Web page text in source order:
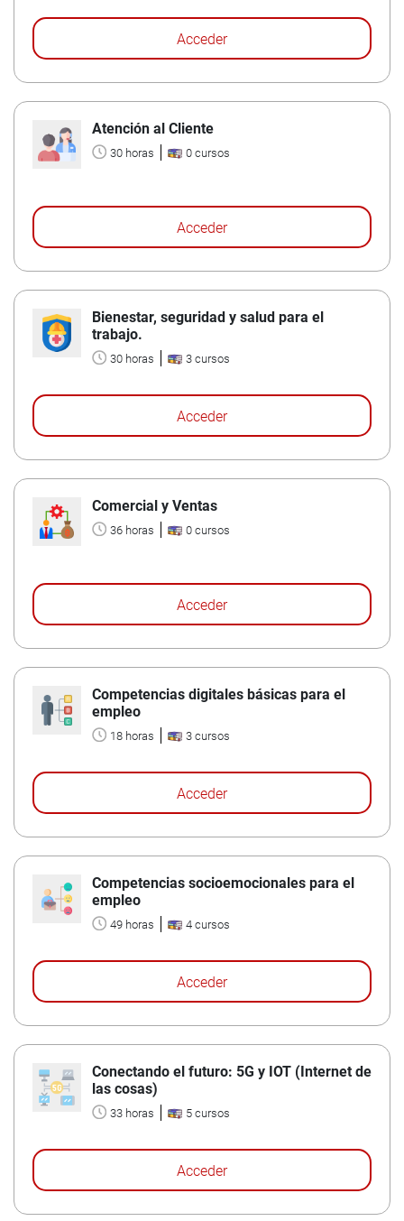
Acceder
Atención al Cliente
30 horas 0 cursos
Acceder
Bienestar, seguridad y salud para el
trabajo.
30 horas 3 cursos
Acceder
Comercial y Ventas
36 horas 0 cursos
Acceder
Competencias digitales básicas para el
empleo
18 horas 3 cursos
Acceder
Competencias socioemocionales para el
empleo
49 horas 4 cursos
Acceder
Conectando el futuro: 5G y IOT (Internet de
las cosas)
33 horas 5 cursos
Acceder